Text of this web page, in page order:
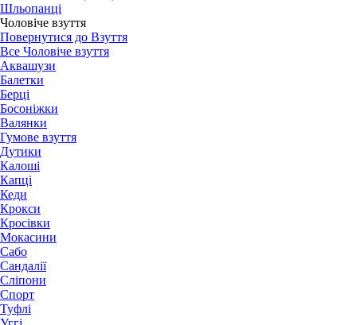
Шльопанці
Чоловіче взуття
Повернутися до Взуття
Все Чоловіче взуття
Аквашузи
Балетки
Берці
Босоніжки
Валянки
Гумове взуття
Дутики
Калоші
Капці
Кеди
Крокси
Кросівки
Мокасини
Сабо
Сандалії
Сліпони
Спорт
Туфлі